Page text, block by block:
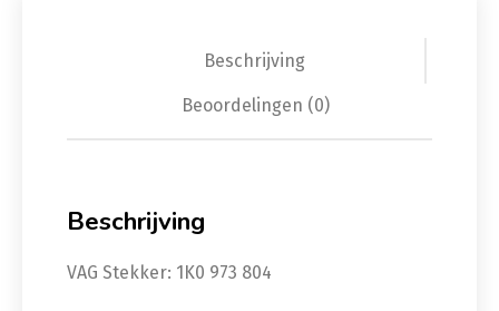
Beschrijving
Beoordelingen (0)
Beschrijving
VAG Stekker: 1K0 973 804